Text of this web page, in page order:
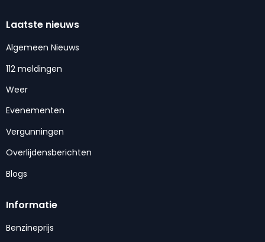
Laatste nieuws
Algemeen Nieuws
112 meldingen
Weer
Evenementen
Vergunningen
Overlijdensberichten
Blogs
Informatie
Benzineprijs